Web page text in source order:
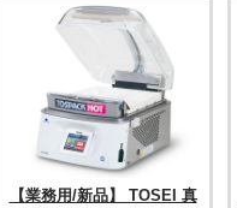
【業務用/新品】 TOSEI 真